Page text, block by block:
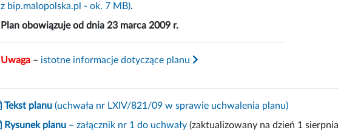
z bip.malopolska.pl - ok. 7 MB).
Plan obowiązuje od dnia 23 marca 2009 r.
Uwaga – istotne informacje dotyczące planu
Tekst planu (uchwała nr LXIV/821/09 w sprawie uchwalenia planu)
Rysunek planu – załącznik nr 1 do uchwały (zaktualizowany na dzień 1